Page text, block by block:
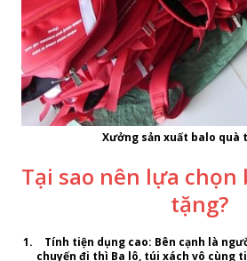
Xưởng sản xuất balo quà
Tại sao nên lựa chọn
tặng?
Tính tiện dụng cao: Bên cạnh là
chuyến đi thì Ba lô, túi xách vô cùng